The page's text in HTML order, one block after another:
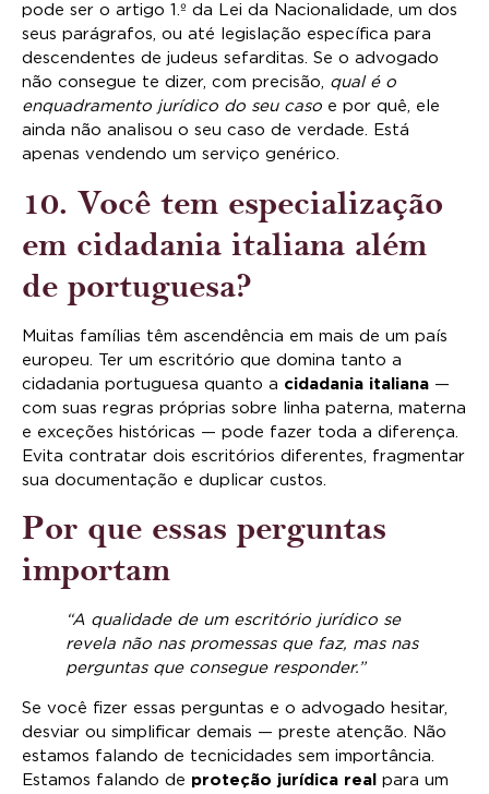
pode ser o artigo 1.º da Lei da Nacionalidade, um dos
seus parágrafos, ou até legislação específica para
descendentes de judeus sefarditas. Se o advogado
não consegue te dizer, com precisão, qual é o
enquadramento jurídico do seu caso e por quê, ele
ainda não analisou o seu caso de verdade. Está
apenas vendendo um serviço genérico.
10. Você tem especialização
em cidadania italiana além
de portuguesa?
Muitas famílias têm ascendência em mais de um país
europeu. Ter um escritório que domina tanto a
cidadania portuguesa quanto a cidadania italiana —
com suas regras próprias sobre linha paterna, materna
e exceções históricas — pode fazer toda a diferença.
Evita contratar dois escritórios diferentes, fragmentar
sua documentação e duplicar custos.
Por que essas perguntas
importam
“A qualidade de um escritório jurídico se
revela não nas promessas que faz, mas nas
perguntas que consegue responder.”
Se você fizer essas perguntas e o advogado hesitar,
desviar ou simplificar demais — preste atenção. Não
estamos falando de tecnicidades sem importância.
Estamos falando de proteção jurídica real para um